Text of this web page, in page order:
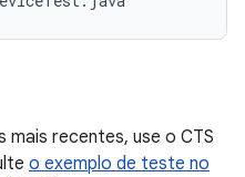
mais recentes, use o CTS
o exemplo de teste no